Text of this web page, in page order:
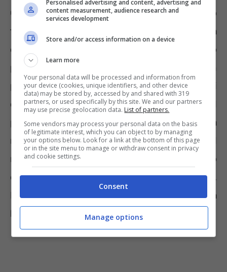
Con la Legge di Bilancio 2022 il limite della no
tax area è stato fissato a 8.500 euro. Significa
che tutti i pensionati con un assegno
pensionistico mensile
pagano le tasse. Rimanendo al di sotto di
questa soglia, dunque, non si rischia il
pagamento dell’IRPEF neanche dopo la
rivalutazione considerando l’aumento al
netto. Superando i 654 euro, invece, l’importo
dell’incremento saràsoggetto a tassazione
.
Nello specifico, si parladel 23% di aliquota
IRPEF
per redditi fino a 15 mila euro all’anno.
Personalised advertising and content, advertising and
content measurement, audience research and
services development
Store and/or access information on a device
Learn more
Your personal data will be processed and information from
your device (cookies, unique identifiers, and other device
data) may be stored by, accessed by and shared with 319
partners, or used specifically by this site. We and our partners
may use precise geolocation data. List of partners.
Some vendors may process your personal data on the basis
of legitimate interest, which you can object to by managing
your options below. Look for a link at the bottom of this page
or in the site menu to manage or withdraw consent in privacy
and cookie settings.
Consent
Manage options